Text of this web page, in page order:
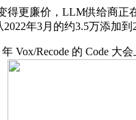
廉价，LLM供给商正在
年3月的约3.5万添加到
Recode 的 Code 大